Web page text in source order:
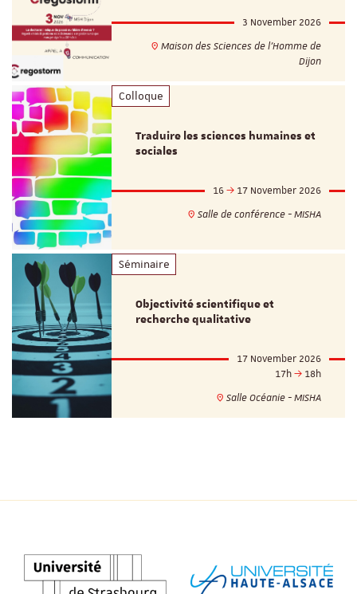
3 November 2026
Maison des Sciences de l'Homme de
Dijon
Colloque
Traduire les sciences humaines et
sociales
16
17 November 2026
Salle de conférence - MISHA
Séminaire
Objectivité scientifique et
recherche qualitative
17 November 2026
17h
18h
Salle Océanie - MISHA